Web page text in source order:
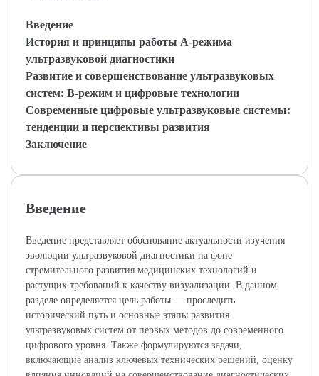
Введение
История и принципы работы А-режима
ультразвуковой диагностики
Развитие и совершенствование ультразвуковых
систем: В-режим и цифровые технологии
Современные цифровые ультразвуковые системы:
тенденции и перспективы развития
Заключение
Введение
Введение представляет обоснование актуальности изучения
эволюции ультразвуковой диагностики на фоне
стремительного развития медицинских технологий и
растущих требований к качеству визуализации. В данном
разделе определяется цель работы — проследить
исторический путь и основные этапы развития
ультразвуковых систем от первых методов до современного
цифрового уровня. Также формулируются задачи,
включающие анализ ключевых технических решений, оценку